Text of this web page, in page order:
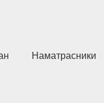
Наматрасники